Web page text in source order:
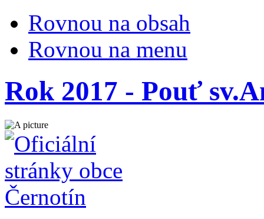
Rovnou na obsah
Rovnou na menu
Rok 2017 - Pouť